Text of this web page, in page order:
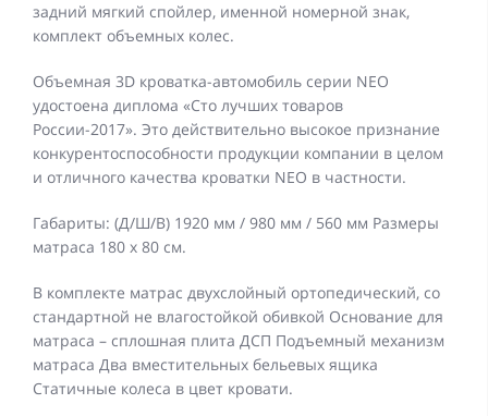
задний мягкий спойлер, именной номерной знак,
комплект объемных колес.
Объемная 3D кроватка-автомобиль серии NEO
удостоена диплома «Сто лучших товаров
России-2017». Это действительно высокое признание
конкурентоспособности продукции компании в целом
и отличного качества кроватки NEO в частности.
Габариты: (Д/Ш/В) 1920 мм / 980 мм / 560 мм Размеры
матраса 180 х 80 см.
В комплекте матрас двухслойный ортопедический, со
стандартной не влагостойкой обивкой Основание для
матраса – сплошная плита ДСП Подъемный механизм
матраса Два вместительных бельевых ящика
Статичные колеса в цвет кровати.